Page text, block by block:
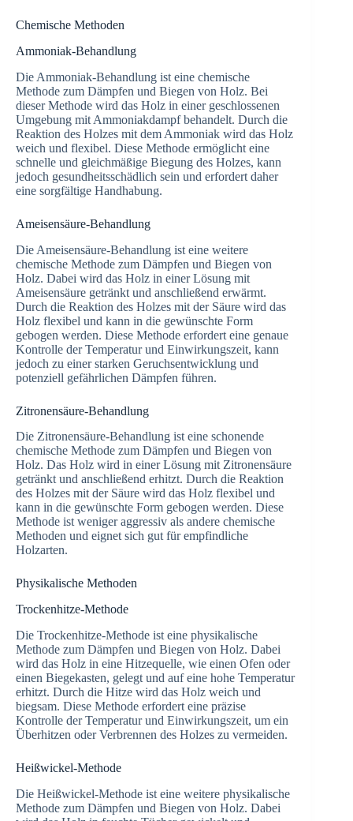
Chemische Methoden
Ammoniak-Behandlung
Die Ammoniak-Behandlung ist eine chemische
Methode zum Dämpfen und Biegen von Holz. Bei
dieser Methode wird das Holz in einer geschlossenen
Umgebung mit Ammoniakdampf behandelt. Durch die
Reaktion des Holzes mit dem Ammoniak wird das Holz
weich und flexibel. Diese Methode ermöglicht eine
schnelle und gleichmäßige Biegung des Holzes, kann
jedoch gesundheitsschädlich sein und erfordert daher
eine sorgfältige Handhabung.
Ameisensäure-Behandlung
Die Ameisensäure-Behandlung ist eine weitere
chemische Methode zum Dämpfen und Biegen von
Holz. Dabei wird das Holz in einer Lösung mit
Ameisensäure getränkt und anschließend erwärmt.
Durch die Reaktion des Holzes mit der Säure wird das
Holz flexibel und kann in die gewünschte Form
gebogen werden. Diese Methode erfordert eine genaue
Kontrolle der Temperatur und Einwirkungszeit, kann
jedoch zu einer starken Geruchsentwicklung und
potenziell gefährlichen Dämpfen führen.
Zitronensäure-Behandlung
Die Zitronensäure-Behandlung ist eine schonende
chemische Methode zum Dämpfen und Biegen von
Holz. Das Holz wird in einer Lösung mit Zitronensäure
getränkt und anschließend erhitzt. Durch die Reaktion
des Holzes mit der Säure wird das Holz flexibel und
kann in die gewünschte Form gebogen werden. Diese
Methode ist weniger aggressiv als andere chemische
Methoden und eignet sich gut für empfindliche
Holzarten.
Physikalische Methoden
Trockenhitze-Methode
Die Trockenhitze-Methode ist eine physikalische
Methode zum Dämpfen und Biegen von Holz. Dabei
wird das Holz in eine Hitzequelle, wie einen Ofen oder
einen Biegekasten, gelegt und auf eine hohe Temperatur
erhitzt. Durch die Hitze wird das Holz weich und
biegsam. Diese Methode erfordert eine präzise
Kontrolle der Temperatur und Einwirkungszeit, um ein
Überhitzen oder Verbrennen des Holzes zu vermeiden.
Heißwickel-Methode
Die Heißwickel-Methode ist eine weitere physikalische
Methode zum Dämpfen und Biegen von Holz. Dabei